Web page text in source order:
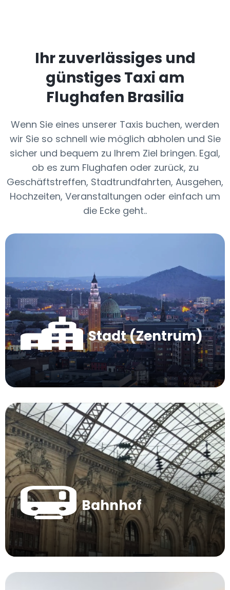
Ihr zuverlässiges und
günstiges Taxi am
Flughafen Brasilia
Wenn Sie eines unserer Taxis buchen, werden
wir Sie so schnell wie möglich abholen und Sie
sicher und bequem zu Ihrem Ziel bringen. Egal,
ob es zum Flughafen oder zurück, zu
Geschäftstreffen, Stadtrundfahrten, Ausgehen,
Hochzeiten, Veranstaltungen oder einfach um
die Ecke geht..
Stadt (Zentrum)
Bahnhof